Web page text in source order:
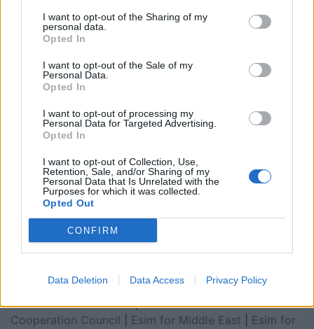
I want to opt-out of the Sharing of my
personal data.
Opted In
I want to opt-out of the Sale of my
Personal Data.
Opted In
I want to opt-out of processing my
Personal Data for Targeted Advertising.
Opted In
I want to opt-out of Collection, Use,
Retention, Sale, and/or Sharing of my
Personal Data that Is Unrelated with the
Purposes for which it was collected.
Opted Out
CONFIRM
Data Deletion Data Access Privacy Policy
Esim for Global|Esim for Europe|Esim for Caribbean
Esim for USA|
for Turkey|Esim for Germany|Esim for Greece|Esim
Esim for World Cup 2026
Arabia|Esim for Egypt|Esim for United Arab
for China| Esim for United Kingdom |Esim for Africa
Esim for Latin America|Esim for GCC Gulf
Cooperation Council
Esim for Middle East
Esim for